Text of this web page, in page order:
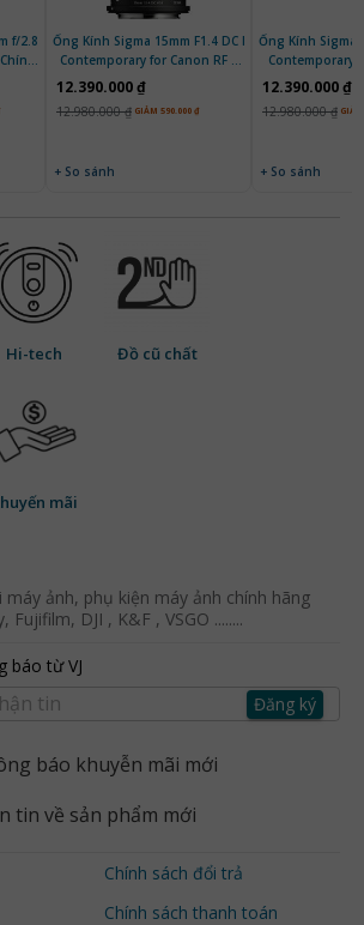
f/2.8
Ống Kính Sigma 15mm F1.4 DC I
Contemporary for Canon RF |
Chính Hãng
12.390.000 ₫
12.980.000 ₫ GIẢM 590.000 ₫
+ So sánh
Ống Kính Sigma
Contemporary
Chính
12.390.000 ₫
12.980.000 ₫
+ So sánh
Hi-tech Đồ cũ chất
mãi
máy ảnh, phụ kiện máy ảnh chính hãng
Fujifilm, DJI , K&F , VSGO ........
báo từ VJ
Đăng ký
báo khuyễn mãi mới
tin về sản phẩm mới
Chính sách đổi trả
Chính sách thanh toán